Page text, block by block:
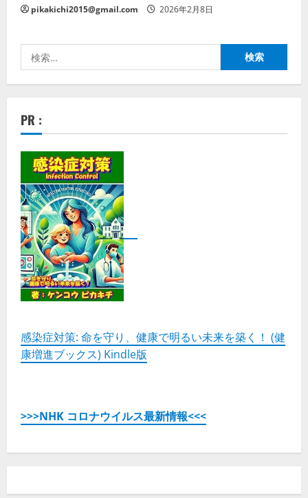
pikakichi2015@gmail.com 2026年2月8日
索:
PR :
感染症対策: 命を守り、健康で明るい未来を築く！ (健
康増進ブックス) Kindle版
>>>NHK コロナウイルス最新情報<<<